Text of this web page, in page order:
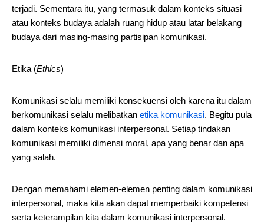
terjadi. Sementara itu, yang termasuk dalam konteks situasi
atau konteks budaya adalah ruang hidup atau latar belakang
budaya dari masing-masing partisipan komunikasi.
Etika (Ethics)
Komunikasi selalu memiliki konsekuensi oleh karena itu dalam
berkomunikasi selalu melibatkan etika komunikasi. Begitu pula
dalam konteks komunikasi interpersonal. Setiap tindakan
komunikasi memiliki dimensi moral, apa yang benar dan apa
yang salah.
Dengan memahami elemen-elemen penting dalam komunikasi
interpersonal, maka kita akan dapat memperbaiki kompetensi
serta keterampilan kita dalam komunikasi interpersonal.